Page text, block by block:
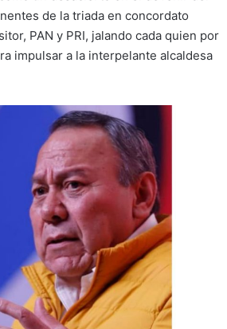
de la triada en concordato
PAN y PRI, jalando cada quien por
impulsar a la interpelante alcaldesa